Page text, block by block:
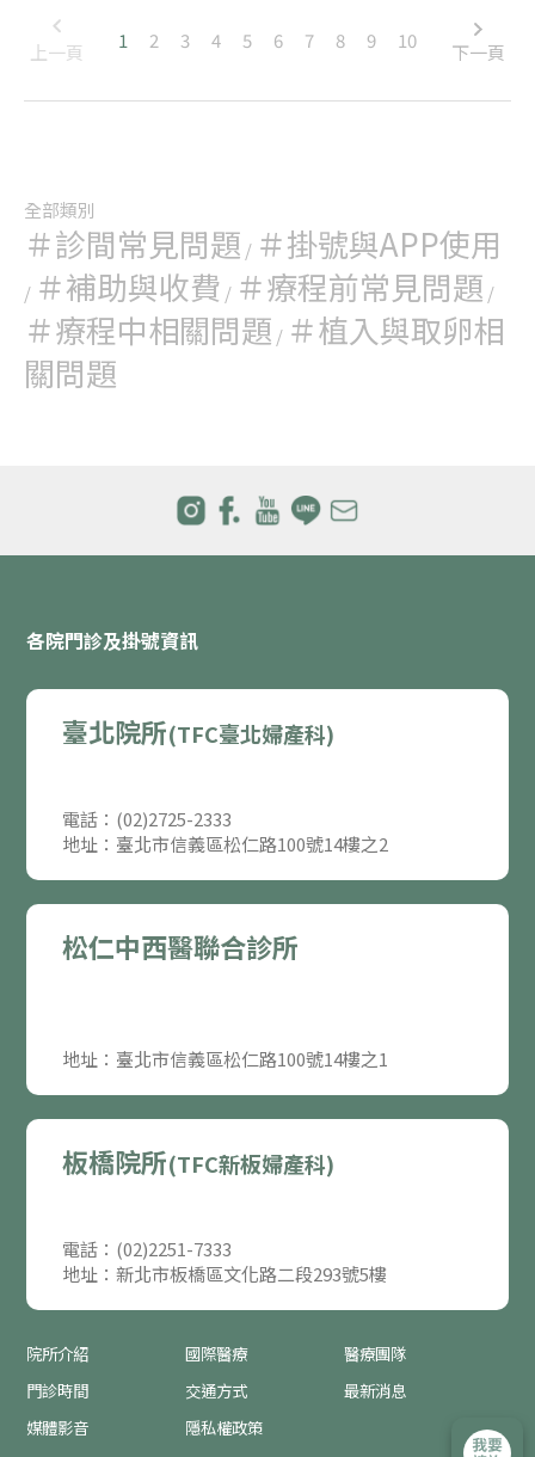
2. 染色體異常，例如 Klinefelter's syndrome (47XXY)
3. 原發性精蟲製造功能衰竭
4. 醫療性睪丸功能衰竭，例如放射線治療、化學治療
1.先天子宮構造異常
2.子宮腔沾黏
■ 月經週期第3-5天的黃體生成素（Luteinizing hormone；
LH）
■ 甲狀腺功能檢查：甲狀腺促進激素（Thyroid-stimulating
*經由醫師判斷是否需要做以下檢查：CA-125，輸卵管攝影、子
宮鏡、睪丸切片檢查
立即掛號
上一頁 1 2 3 4 5 6 7 8 9 10 下一頁
全部類別
＃診間常見問題 / ＃掛號與APP使用
/ ＃補助與收費 / ＃療程前常見問題 /
＃療程中相關問題 / ＃植入與取卵相
關問題
各院門診及掛號資訊
臺北院所(TFC臺北婦產科)
電話：(02)2725-2333
地址：臺北市信義區松仁路100號14樓之2
松仁中西醫聯合診所
地址：臺北市信義區松仁路100號14樓之1
板橋院所(TFC新板婦產科)
電話：(02)2251-7333
地址：新北市板橋區文化路二段293號5樓
院所介紹 國際醫療
醫療團隊
門診時間
交通方式
最新消息
媒體影音
隱私權政策